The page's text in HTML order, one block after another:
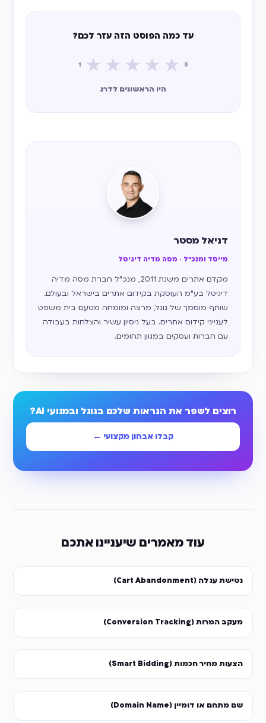
עד כמה הפוסט הזה עזר לכם?
1 ★ ★ ★ ★ ★ 5
היו הראשונים לדרג
דניאל מסטר
מייסד ומנכ״ל · מסה מדיה דיגיטל
מקדם אתרים משנת 2011, מנכ״ל חברת מסה מדיה
דיגיטל בע״מ העוסקת בקידום אתרים בישראל ובעולם.
שותף מוסמך של גוגל, מרצה ומומחה מטעם בית משפט
לענייני קידום אתרים. בעל ניסיון עשיר והצלחות בעבודה
עם חברות ועסקים במגוון תחומים.
רוצים לשפר את הנראות שלכם בגוגל ובמנועי AI?
קבלו אבחון מקצועי ←
עוד מאמרים שיעניינו אתכם
נטישת עגלה (Cart Abandonment)
מעקב המרות (Conversion Tracking)
הצעות מחיר חכמות (Smart Bidding)
שם מתחם או דומיין (Domain Name)